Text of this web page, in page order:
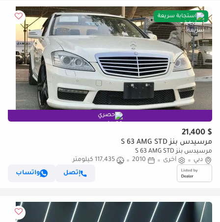
استجابة سريعة
حصري
$ 21,400
مرسيدس بنز S 63 AMG STD
مرسيدس بنز S 63 AMG STD
دبي
أخرى 2010
117,435 كيلومتر
إتصل
واتساب